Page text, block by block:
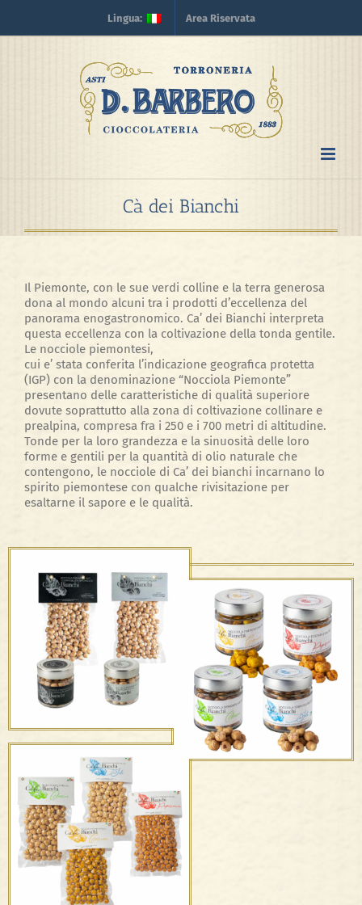
content
Lingua: Area Riservata
Cà dei Bianchi
Il Piemonte, con le sue verdi colline e la terra generosa
dona al mondo alcuni tra i prodotti d’eccellenza del
panorama enogastronomico. Ca’ dei Bianchi interpreta
questa eccellenza con la coltivazione della tonda gentile.
Le nocciole piemontesi,
cui e’ stata conferita l’indicazione geografica protetta
(IGP) con la denominazione “Nocciola Piemonte”
presentano delle caratteristiche di qualità superiore
dovute soprattutto alla zona di coltivazione collinare e
prealpina, compresa fra i 250 e i 700 metri di altitudine.
Tonde per la loro grandezza e la sinuosità delle loro
forme e gentili per la quantità di olio naturale che
contengono, le nocciole di Ca’ dei bianchi incarnano lo
spirito piemontese con qualche rivisitazione per
esaltarne il sapore e le qualità.
Nocciole Affumicate
Nocciole Sottovuoto